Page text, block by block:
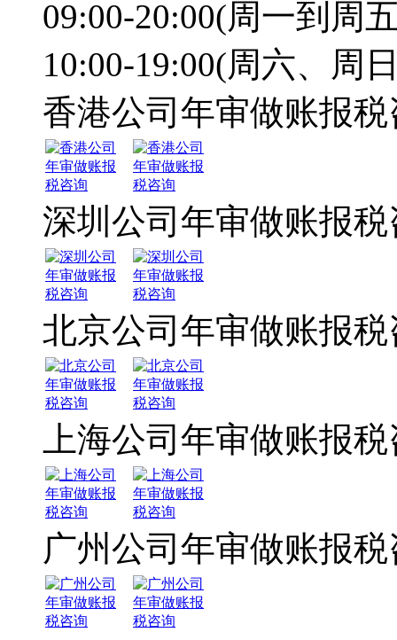
09:00-20:00(周一到周
10:00-19:00(周六、周
香港公司年审做账报税
深圳公司年审做账报税
北京公司年审做账报税
上海公司年审做账报
广州公司年审做账报